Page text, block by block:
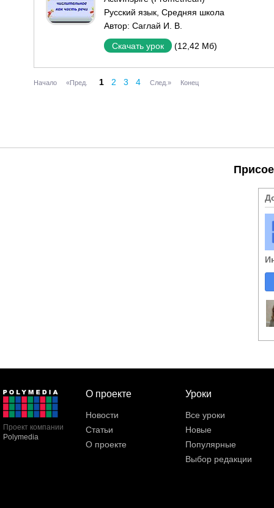
Русский язык Средняя школа
Автор: Саглай И. В.
Скачать урок (12,42 Мб)
Начало «Пред. 1 2 3 4 След.» Конец
Проект компании
Polymedia
О проекте
Новости
Статьи
О проекте
Уроки
Все уроки
Новые
Популярные
Выбор редакции